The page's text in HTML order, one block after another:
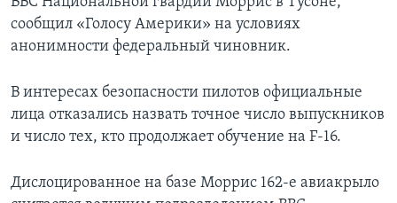
сообщил «Голосу Америки» на условиях
анонимности федеральный чиновник.
В интересах безопасности пилотов официальные
лица отказались назвать точное число выпускников
и число тех, кто продолжает обучение на F-16.
Дислоцированное на базе Моррис 162-е авиакрыло